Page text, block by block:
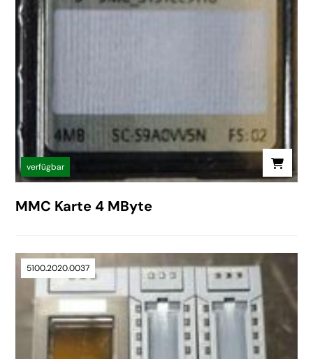
verfügbar
MMC Karte 4 MByte
5100.2020.0037